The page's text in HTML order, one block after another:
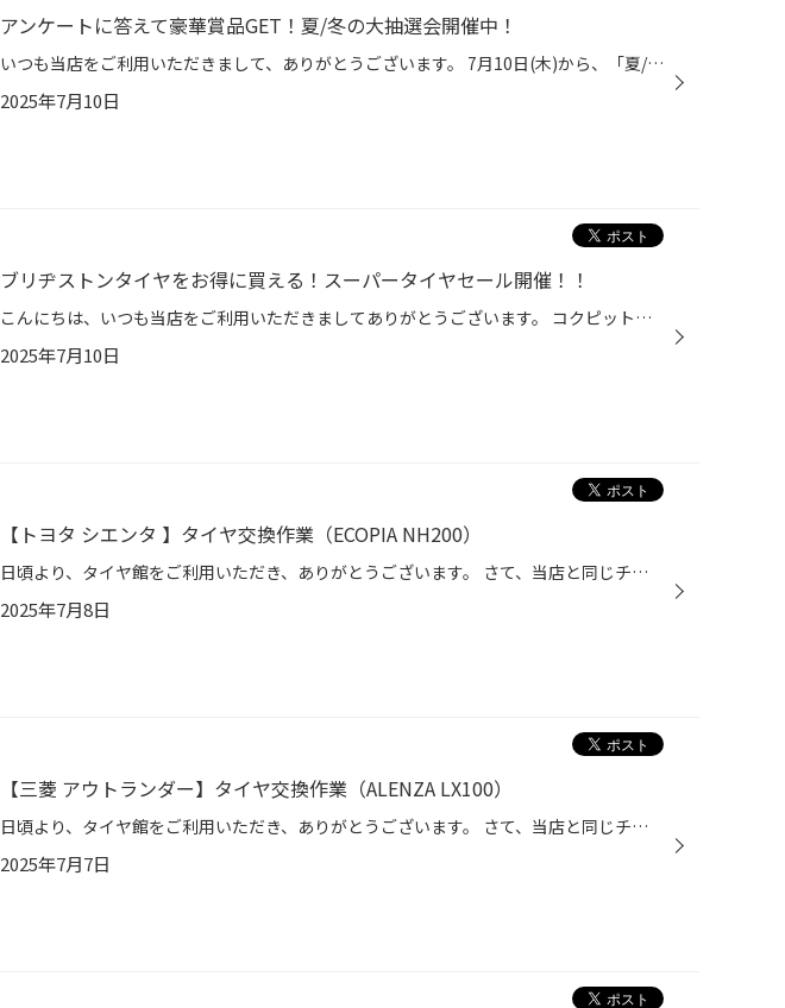
アンケートに答えて豪華賞品GET！夏/冬の大抽選会開催中！
いつも当店をご利用いただきまして、ありがとうございます。 7月10日(木)から、「夏/冬の大抽選会」を開催しております！ コクピット・タイヤ館アプリからアンケートに答えて頂くと、抽選で豪華景品をプレゼント！ コクピット・タイヤ館アプリからアンケートをお答え頂いた方全員、抽選にご参加いた...
2025年7月10日
ブリヂストンタイヤをお得に買える！スーパータイヤセール開催！！
こんにちは、いつも当店をご利用いただきましてありがとうございます。 コクピット・タイヤ館では、ブリヂストンタイヤをお得に買える！ スーパータイヤセールを開催いたします！ ブリヂストンのタイヤを4本ご購入で最大20,000OFF！ タイヤをお得にご購入頂けるチャンスです！ 夏タイヤの交換やスタ...
2025年7月10日
【トヨタ シエンタ 】タイヤ交換作業（ECOPIA NH200）
日頃より、タイヤ館をご利用いただき、ありがとうございます。 さて、当店と同じチェーン店の近隣タイヤ館店舗で作業いたしましたタイヤ交換作業をご紹介します。 （WEB掲載をご快諾いただきましたお客様！大変感謝しております。 いつもご愛顧いただき誠にありがとうございます！！） おクルマ：ト...
2025年7月8日
【三菱 アウトランダー】タイヤ交換作業（ALENZA LX100）
日頃より、タイヤ館をご利用いただき、ありがとうございます。 さて、当店と同じチェーン店の近隣タイヤ館店舗で作業いたしましたタイヤ交換作業をご紹介します。 （WEB掲載をご快諾いただきましたお客様！大変感謝しております。 いつもご愛顧いただき誠にありがとうございます！！） おクルマ：三...
2025年7月7日